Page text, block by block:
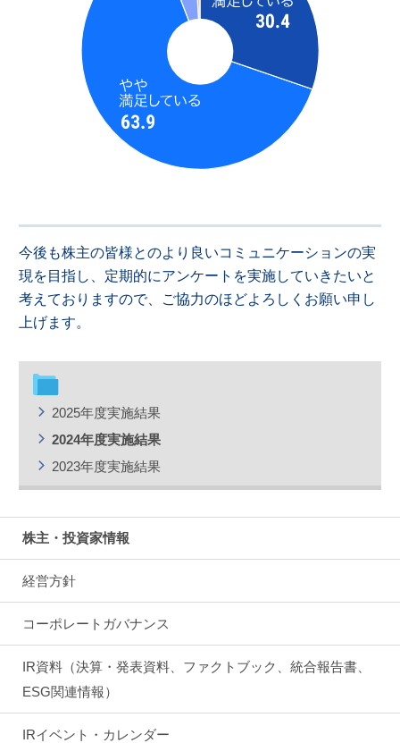
今後も株主の皆様とのより良いコミュニケーションの実
現を目指し、定期的にアンケートを実施していきたいと
考えておりますので、ご協力のほどよろしくお願い申し
上げます。
2025年度実施結果
2024年度実施結果
2023年度実施結果
株主・投資家情報
経営方針
コーポレートガバナンス
IR資料（決算・発表資料、ファクトブック、統合報告書、
ESG関連情報）
IRイベント・カレンダー